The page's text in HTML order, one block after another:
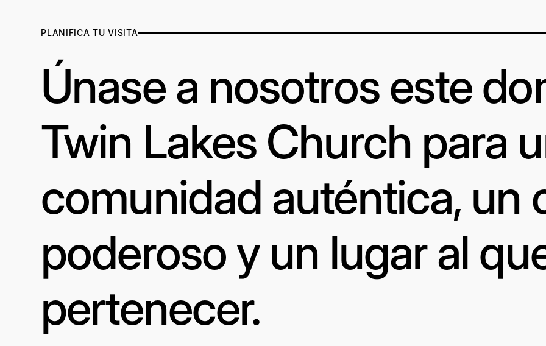
PLANIFICA TU VISITA
Únase a nosotros este
Twin Lakes Church para
comunidad auténtica, un
poderoso y un lugar al
pertenecer.